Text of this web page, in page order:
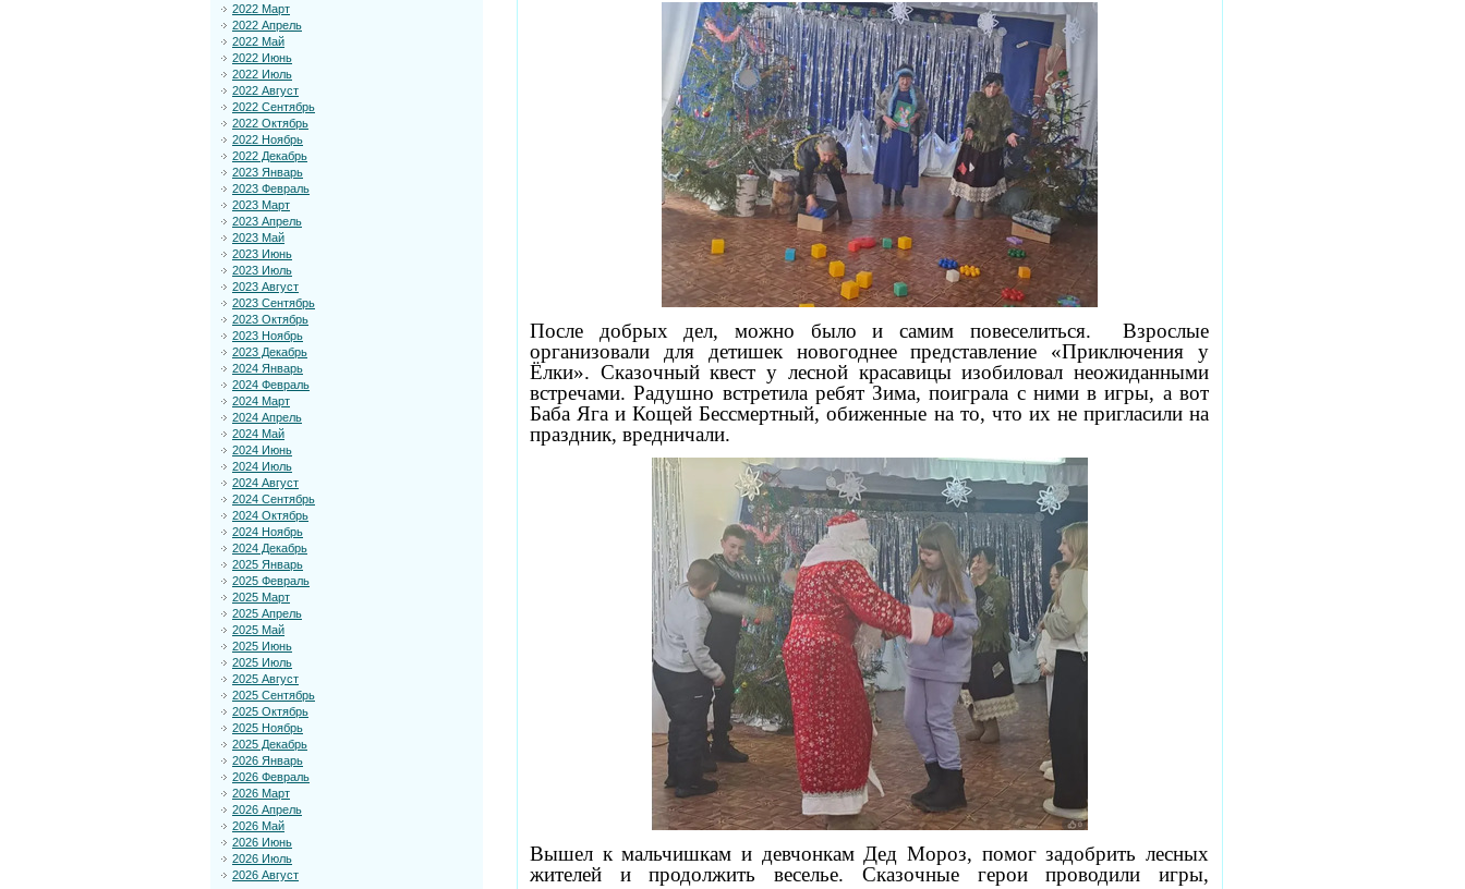
2022 Март
2022 Апрель
2022 Май
2022 Июнь
2022 Июль
2022 Август
2022 Сентябрь
2022 Октябрь
2022 Ноябрь
2022 Декабрь
2023 Январь
2023 Февраль
2023 Март
2023 Апрель
2023 Май
2023 Июнь
2023 Июль
2023 Август
2023 Сентябрь
2023 Октябрь
2023 Ноябрь
2023 Декабрь
2024 Январь
2024 Февраль
2024 Март
2024 Апрель
2024 Май
2024 Июнь
2024 Июль
2024 Август
2024 Сентябрь
2024 Октябрь
2024 Ноябрь
2024 Декабрь
2025 Январь
2025 Февраль
2025 Март
2025 Апрель
2025 Май
2025 Июнь
2025 Июль
2025 Август
2025 Сентябрь
2025 Октябрь
2025 Ноябрь
2025 Декабрь
2026 Январь
2026 Февраль
2026 Март
2026 Апрель
2026 Май
2026 Июнь
2026 Июль
2026 Август
После добрых дел, можно было и самим повеселиться. Взрослые
организовали для детишек новогоднее представление «Приключения у
Ёлки». Сказочный квест у лесной красавицы изобиловал неожиданными
встречами. Радушно встретила ребят Зима, поиграла с ними в игры, а вот
Баба Яга и Кощей Бессмертный, обиженные на то, что их не пригласили на
праздник, вредничали.
Вышел к мальчишкам и девчонкам Дед Мороз, помог задобрить лесных
жителей и продолжить веселье. Сказочные герои проводили игры,